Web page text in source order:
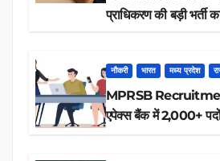
प्राधिकरण की बड़ी भर्ती
नौकरी भारत मध्य प्रदेश
MPRSB
एपेक्स बैंक में 2,000+